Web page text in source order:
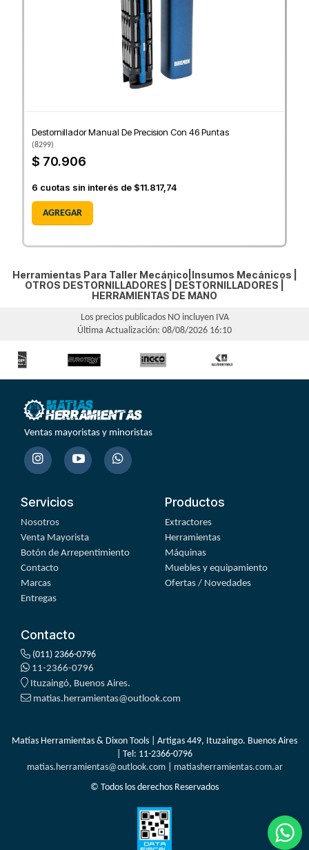
Destornillador Manual De Precision Con 46 Puntas
(8299)
$ 70.906
6 cuotas sin interés de $11.817,74
AGREGAR
Herramientas Para Taller Mecánico|Insumos Mecánicos |
OTROS DESTORNILLADORES
DESTORNILLADORES
HERRAMIENTAS DE MANO
Los precios publicados NO incluyen IVA
Última Actualización: 08/08/2026 16:10
Ventas mayoristas y minoristas
Servicios
Nosotros
Venta Mayorista
Botón de Arrepentimiento
Contacto
Marcas
Entregas
Productos
Extractores
Herramientas
Máquinas
Muebles y equipamiento
Ofertas / Novedades
Contacto
(011) 2366-0796
11-2366-0796
Ituzaingó, Buenos Aires.
matias.herramientas@outlook.com
Matías Herramientas & Dixon Tools | Artigas 449, Ituzaingo. Buenos Aires
| Tel: 11-2366-0796
matias.herramientas@outlook.com| matiasherramientas.com.ar
© Todos los derechos Reservados